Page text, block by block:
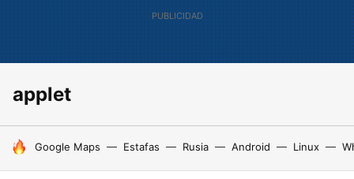
applet
HOY SE HABLA DE
Google Maps Estafas Rusia Android Linux